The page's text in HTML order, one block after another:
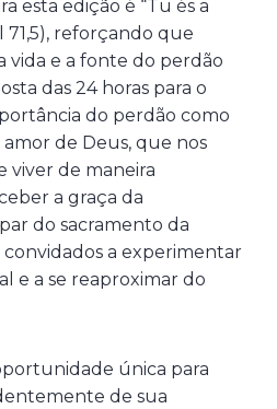
esta edição é “Tu és a
71,5), reforçando que
vida e a fonte do perdão
das 24 horas para o
do perdão como
de Deus, que nos
viver de maneira
a graça da
do sacramento da
convidados a experimentar
e a se reaproximar do
única para
de sua